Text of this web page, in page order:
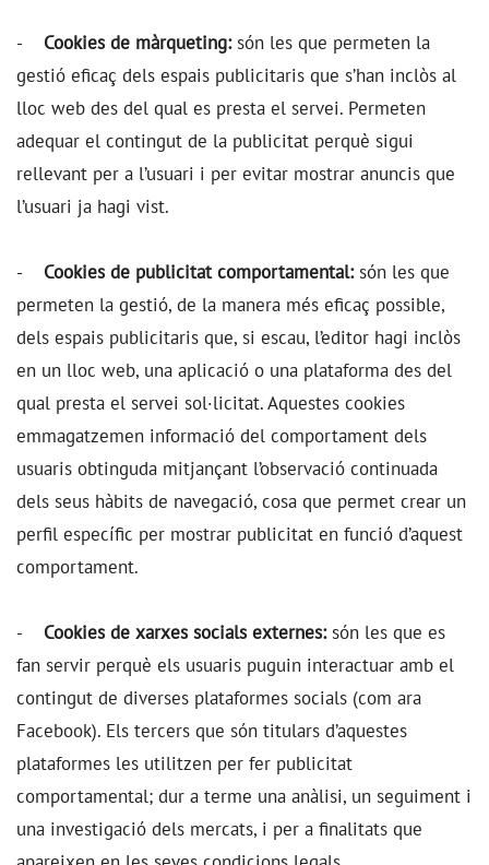
- Cookies de màrqueting:són les que permeten la
gestió eficaç dels espais publicitaris que s’han inclòs al
lloc web des del qual es presta el servei. Permeten
adequar el contingut de la publicitat perquè sigui
rellevant per a l’usuari i per evitar mostrar anuncis que
l’usuari ja hagi vist.
- Cookies de publicitat comportamental:són les que
permeten la gestió, de la manera més eficaç possible,
dels espais publicitaris que, si escau, l’editor hagi inclòs
en un lloc web, una aplicació o una plataforma des del
qual presta el servei sol·licitat. Aquestes cookies
emmagatzemen informació del comportament dels
usuaris obtinguda mitjançant l’observació continuada
dels seus hàbits de navegació, cosa que permet crear un
perfil específic per mostrar publicitat en funció d’aquest
comportament.
- Cookies de xarxes socials externes:són les que es
fan servir perquè els usuaris puguin interactuar amb el
contingut de diverses plataformes socials (com ara
Facebook). Els tercers que són titulars d’aquestes
plataformes les utilitzen per fer publicitat
comportamental; dur a terme una anàlisi, un seguiment i
una investigació dels mercats, i per a finalitats que